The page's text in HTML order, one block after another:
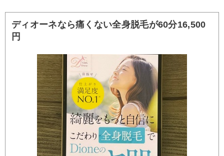
ディオーネなら痛くない全身脱毛が60分16,500
円